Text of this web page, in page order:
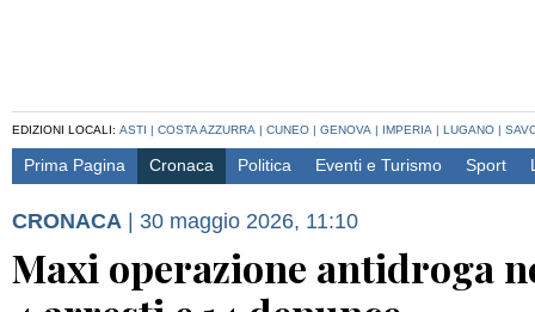
EDIZIONI LOCALI: ASTI | COSTA AZZURRA | CUNEO | GENOVA | IMPERIA | LUGANO |
Prima Pagina Cronaca Politica Eventi e Turismo Sport
CRONACA | 30 maggio 2026, 11:10
Maxi operazione antidroga